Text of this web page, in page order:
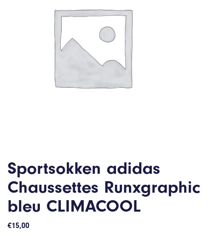
Sportsokken adidas
Chaussettes Runxgraphic
bleu CLIMACOOL
€15,00